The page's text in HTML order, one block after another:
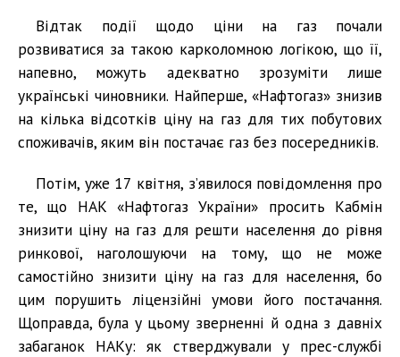
Відтак події щодо ціни на газ почали
розвиватися за такою карколомною логікою, що її,
напевно, можуть адекватно зрозуміти лише
українські чиновники. Найперше, «Нафтогаз» знизив
на кілька відсотків ціну на газ для тих побутових
споживачів, яким він постачає газ без посередників.
Потім, уже 17 квітня, з’явилося повідомлення про
те, що НАК «Нафтогаз України» просить Кабмін
знизити ціну на газ для решти населення до рівня
ринкової, наголошуючи на тому, що не може
самостійно знизити ціну на газ для населення, бо
цим порушить ліцензійні умови його постачання.
Щоправда, була у цьому зверненні й одна з давніх
забаганок НАКу: як стверджували у прес-службі